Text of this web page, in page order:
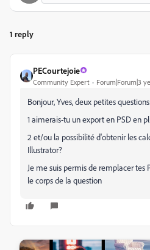
1 reply
PECourtejoie
Community Expert Forum|Forum|3
Bonjour, Yves, deux petites
1 aimerais-tu un export en PSD en
2 et/ou la possibilité d'obtenir les
Illustrator?
Je me suis permis de remplacer tes
le corps de la question